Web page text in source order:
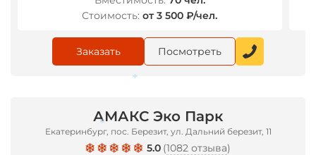
Стоимость: от 3 500 ₽/чел.
Заказать Посмотреть
АМАКС Эко Парк
Екатеринбург, пос. Березит, ул. Дальний березит, 11
5.0 (1082 отзыва)
*